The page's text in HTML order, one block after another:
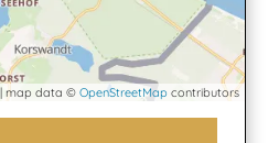
| map data © OpenStreetMap contributors